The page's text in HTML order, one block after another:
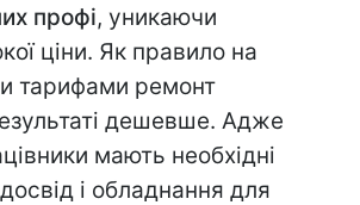
профі, уникаючи
ціни. Як правило на
тарифами ремонт
дешевше. Адже
мають необхідні
і обладнання для